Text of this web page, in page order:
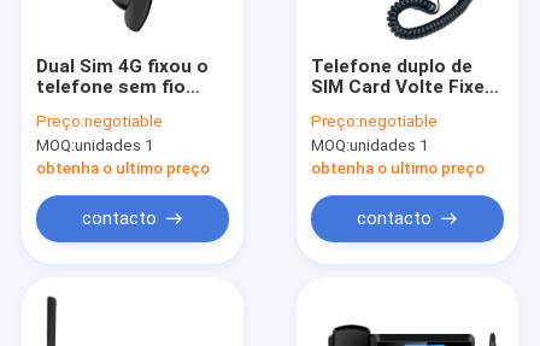
Dual Sim 4G fixou o
telefone sem fio
FM do ponto quente
de WIFI
Preço:negotiable
MOQ:unidades 1
obtenha o ultimo preço
contacto
Telefone duplo de
SIM Card Volte Fixed
linha terrestre do
ponto quente de WIFI
Preço:negotiable
MOQ:unidades 1
obtenha o ultimo preço
contacto